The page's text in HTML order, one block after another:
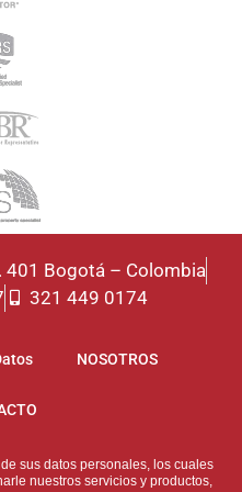
401 Bogotá – Colombia
321 449 0174
NOSOTROS
sus datos personales, los cuales
nuestros servicios y productos,